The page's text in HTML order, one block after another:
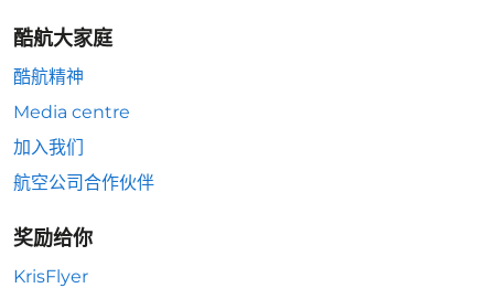
酷航大家庭
酷航精神
Media centre
加入我们
航空公司合作伙伴
奖励给你
KrisFlyer